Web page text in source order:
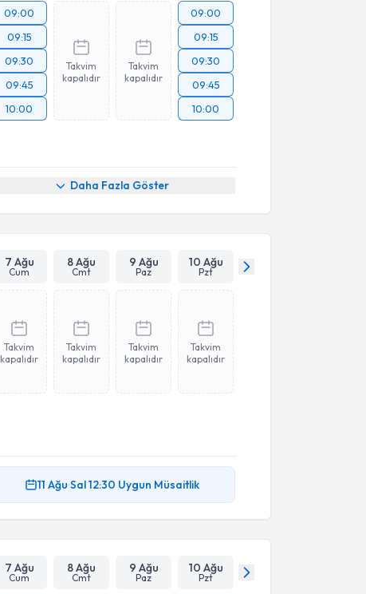
09:00
09:15
09:30
09:45
10:00
Takvim
kapalıdır
Takvim
kapalıdır
09:00
09:15
09:30
09:45
10:00
Daha Fazla Göster
7 Ağu
Cum
8 Ağu
Cmt
9 Ağu
Paz
10 Ağu
Pzt
Takvim
kapalıdır
Takvim
kapalıdır
Takvim
kapalıdır
Takvim
kapalıdır
11 Ağu Sal12:30 Uygun Müsaitlik
7 Ağu
Cum
8 Ağu
Cmt
9 Ağu
Paz
10 Ağu
Pzt